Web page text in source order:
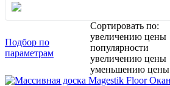
Подбор по
параметрам
Сортировать по:
увеличению цены
популярности
увеличению цены
уменьшению цены